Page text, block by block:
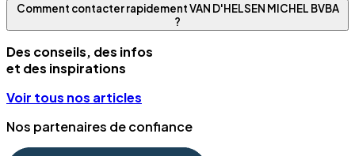
Comment contacter rapidement VAN D'HELSEN MICHEL BVBA
?
Des conseils, des infos
et des inspirations
Voir tous nos articles
Nos partenaires de confiance